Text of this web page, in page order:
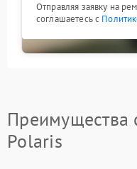
Отправляя заявку на
соглашаетесь с
Преимущества
Polaris